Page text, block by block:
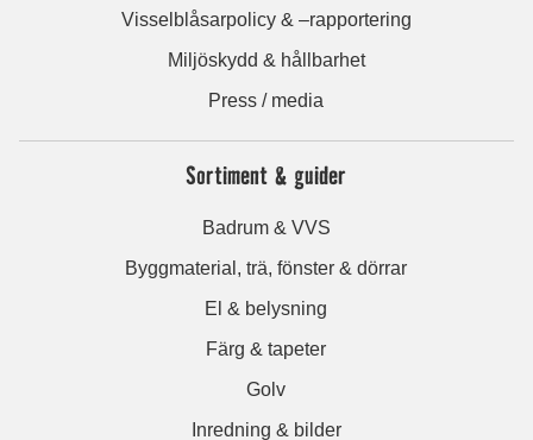
Visselblåsarpolicy & –rapportering
Miljöskydd & hållbarhet
Press / media
Sortiment & guider
Badrum & VVS
Byggmaterial, trä, fönster & dörrar
El & belysning
Färg & tapeter
Golv
Inredning & bilder